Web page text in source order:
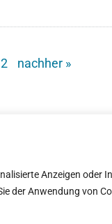
Anzeigen oder
der Anwendung von
2 nachher »